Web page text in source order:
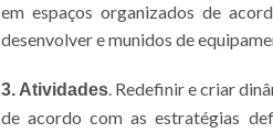
em espaços organizados de
desenvolver e munidos de
3. Atividades. Redefinir e criar
de acordo com as estratégias